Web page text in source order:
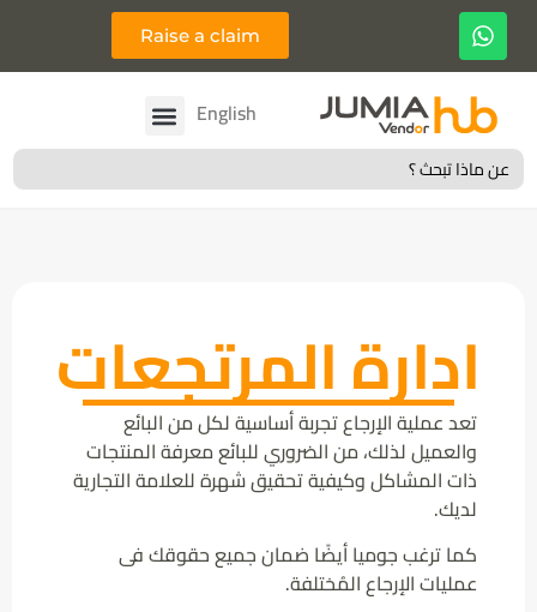
Raise a claim
English
Français
Search
for:
ادارة المرتجعات
تعد عملية الإرجاع تجربة أساسية لكل من البائع
والعميل لذلك، من الضروري للبائع معرفة المنتجات
ذات المشاكل وكيفية تحقيق شهرة للعلامة التجارية
لديك.
كما ترغب جوميا أيضًا ضمان جميع حقوقك فى
عمليات الإرجاع المُختلفة.